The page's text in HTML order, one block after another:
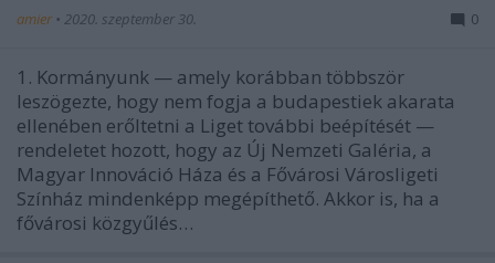
amier • 2020. szeptember 30. 0
1. Kormányunk — amely korábban többször
leszögezte, hogy nem fogja a budapestiek akarata
ellenében erőltetni a Liget további beépítését —
rendeletet hozott, hogy az Új Nemzeti Galéria, a
Magyar Innováció Háza és a Fővárosi Városligeti
Színház mindenképp megépíthető. Akkor is, ha a
fővárosi közgyűlés…